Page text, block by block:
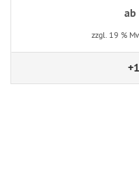
ab
zzgl. 19 %
+1